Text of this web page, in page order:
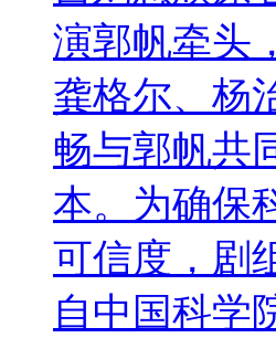
演郭帆牵头
龚格尔、杨
畅与郭帆共
本。为确保
可信度，剧
自中国科学